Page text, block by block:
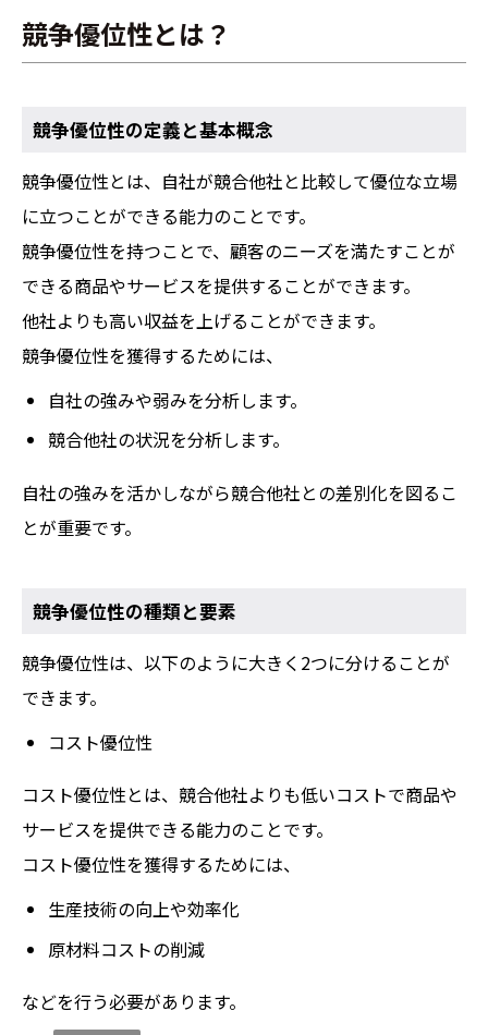
競争優位性とは？
競争優位性の定義と基本概念
競争優位性とは、自社が競合他社と比較して優位な立場
に立つことができる能力のことです。
競争優位性を持つことで、顧客のニーズを満たすことが
できる商品やサービスを提供することができます。
他社よりも高い収益を上げることができます。
競争優位性を獲得するためには、
自社の強みや弱みを分析します。
競合他社の状況を分析します。
自社の強みを活かしながら競合他社との差別化を図るこ
とが重要です。
競争優位性の種類と要素
競争優位性は、以下のように大きく2つに分けることが
できます。
コスト優位性
コスト優位性とは、競合他社よりも低いコストで商品や
サービスを提供できる能力のことです。
コスト優位性を獲得するためには、
生産技術の向上や効率化
原材料コストの削減
などを行う必要があります。